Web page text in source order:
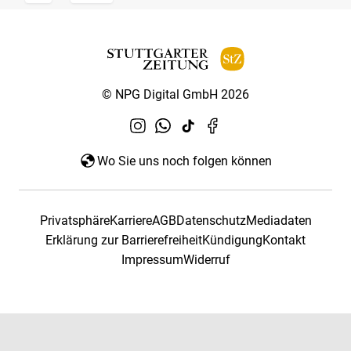
© NPG Digital GmbH 2026
Wo Sie uns noch folgen können
PrivatsphäreKarriereAGBDatenschutzMediadaten
Erklärung zur BarrierefreiheitKündigungKontakt
ImpressumWiderruf